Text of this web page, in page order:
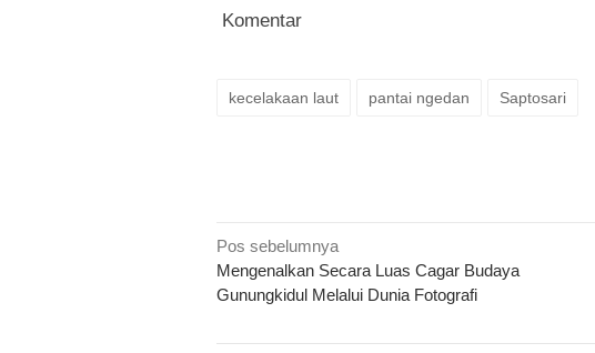
Komentar
kecelakaan laut pantai ngedan Saptosari
Navigasi
pos
Pos sebelumnya
Mengenalkan Secara Luas Cagar Budaya
Gunungkidul Melalui Dunia Fotografi